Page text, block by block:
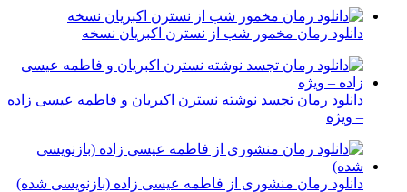
دانلود رمان مخمور شب از نسترن اکبریان نسخه
دانلود رمان تجسد نوشته نسترن اکبریان و فاطمه عیسی زاده
– ویژه
دانلود رمان منشوری از فاطمه عیسی زاده (بازنویسی شده)